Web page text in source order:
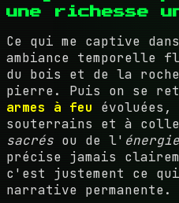
une richesse
Ce qui me captive
ambiance temporelle
du bois et de la
pierre. Puis on se
armes à feu
souterrains et à
sacrés ou de l'
précise jamais
c'est justement ce
narrative permanente.